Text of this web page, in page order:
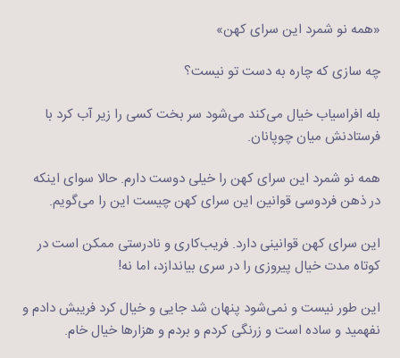
«همه نو شمرد این سرای کهن»
چه سازی که چاره به دست تو نیست؟
بله افراسیاب خیال می‌کند می‌شود سر بخت کسی را زیر آب کرد با
فرستادنش میان چوپانان.
همه نو شمرد این سرای کهن را خیلی دوست دارم. حالا سوای اینکه
در ذهن فردوسی قوانین این سرای کهن چیست این را می‌گویم.
این سرای کهن قوانینی دارد. فریب‌کاری و نادرستی ممکن است در
کوتاه مدت خیال پیروزی را در سری بیاندازد،‌ اما نه!
این طور نیست و نمی‌شود پنهان شد جایی و خیال کرد فریبش دادم و
نفهمید و ساده است و زرنگی کردم و بردم و هزارها خیال خام.